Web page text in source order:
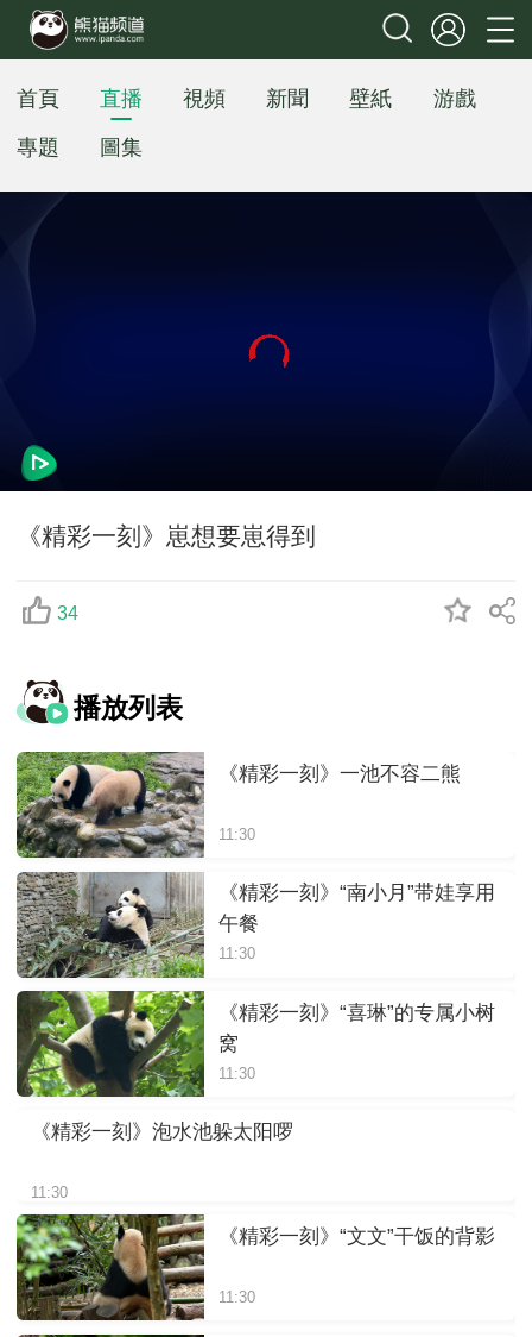
首頁 直播 視頻 新聞 壁紙
游戲
專題
圖集
《精彩一刻》崽想要崽得到
34
播放列表
《精彩一刻》一池不容二熊
11:30
《精彩一刻》“南小月”带娃享用
午餐
11:30
《精彩一刻》“喜琳”的专属小树
窝
11:30
《精彩一刻》泡水池躲太阳啰
11:30
《精彩一刻》“文文”干饭的背影
11:30